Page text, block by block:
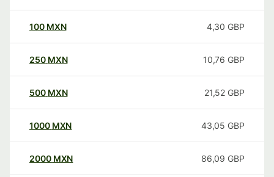
100 MXN 4,30 GBP
250 MXN 10,76 GBP
500 MXN 21,52 GBP
1000 MXN 43,05 GBP
2000 MXN 86,09 GBP